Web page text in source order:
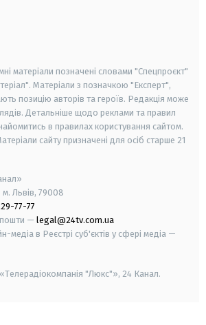
матеріали позначені словами "Спецпроєкт"
Матеріали з позначкою "Експерт",
позицію авторів та героїв. Редакція може
Детальніше щодо реклами та правил
в правилах користування сайтом.
сайту призначені для осіб старше 21
м. Львів, 79008
77-77
пошти — legal@24tv.com.ua
медіа в Реєстрі суб'єктів у сфері медіа —
"Люкс"», 24 Канал.